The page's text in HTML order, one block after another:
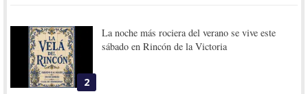
2
La noche más rociera del verano se vive este
sábado en Rincón de la Victoria